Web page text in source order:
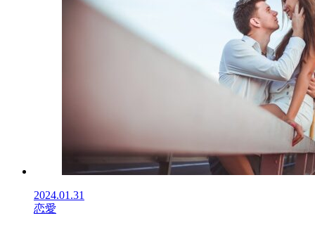
2024.01.31
恋愛